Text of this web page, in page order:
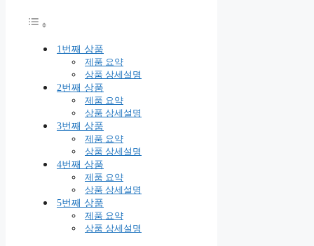
1번째 상품
제품 요약
상품 상세설명
2번째 상품
제품 요약
상품 상세설명
3번째 상품
제품 요약
상품 상세설명
4번째 상품
제품 요약
상품 상세설명
5번째 상품
제품 요약
상품 상세설명